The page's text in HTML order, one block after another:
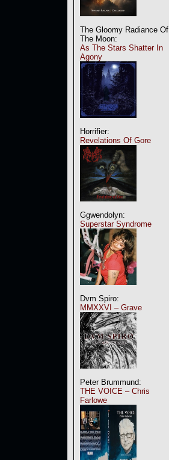
The Gloomy Radiance Of
The Moon:
As The Stars Shatter In
Agony
Horrifier:
Revelations Of Gore
Ggwendolyn:
Superstar Syndrome
Dvm Spiro:
MMXXVI – Grave
Peter Brummund:
THE VOICE – Chris
Farlowe